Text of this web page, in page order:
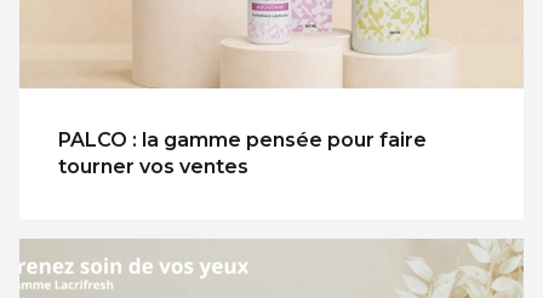
PALCO : la gamme pensée pour faire
tourner vos ventes